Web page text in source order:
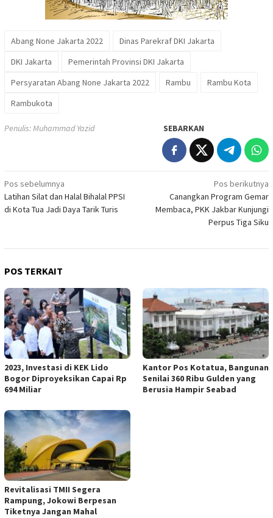
Abang None Jakarta 2022
Dinas Parekraf DKI Jakarta
DKI Jakarta
Pemerintah Provinsi DKI Jakarta
Persyaratan Abang None Jakarta 2022
Rambu
Rambu Kota
Rambukota
Penulis: Muhammad Yazid SEBARKAN
Navigasi
pos
Pos sebelumnya
Latihan Silat dan Halal Bihalal PPSI
di Kota Tua Jadi Daya Tarik Turis
Pos berikutnya
Canangkan Program Gemar
Membaca, PKK Jakbar Kunjungi
Perpus Tiga Siku
POS TERKAIT
2023, Investasi di KEK Lido
Bogor Diproyeksikan Capai Rp
694 Miliar
Kantor Pos Kotatua, Bangunan
Senilai 360 Ribu Gulden yang
Berusia Hampir Seabad
Revitalisasi TMII Segera
Rampung, Jokowi Berpesan
Tiketnya Jangan Mahal